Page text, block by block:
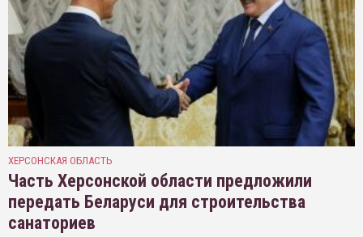
ХЕРСОНСКАЯ ОБЛАСТЬ
Часть Херсонской области предложили
передать Беларуси для строительства
санаториев